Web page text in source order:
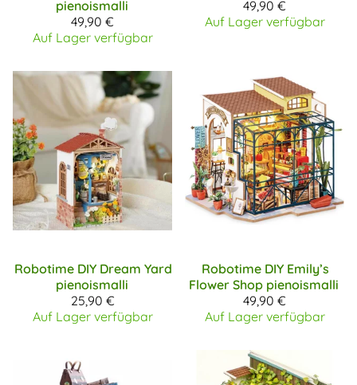
pienoismalli
49,90 €
Auf Lager verfügbar
49,90 €
Auf Lager verfügbar
Robotime DIY Dream Yard
pienoismalli
25,90 €
Auf Lager verfügbar
Robotime DIY Emily’s
Flower Shop pienoismalli
49,90 €
Auf Lager verfügbar